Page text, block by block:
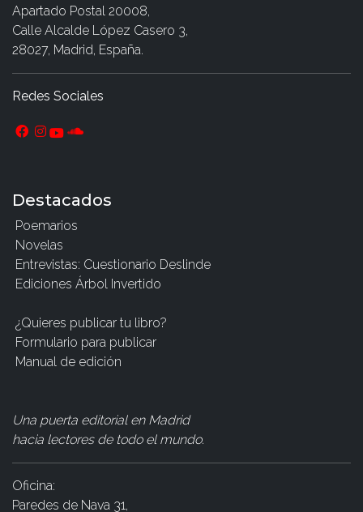
Apartado Postal 20008,
Calle Alcalde López Casero 3,
28027, Madrid, España.
Redes Sociales
Destacados
Poemarios
Novelas
Entrevistas: Cuestionario Deslinde
Ediciones Árbol Invertido
¿Quieres publicar tu libro?
Formulario para publicar
Manual de edición
Una puerta editorial en Madrid
hacia lectores de todo el mundo.
Oficina:
Paredes de Nava 31,